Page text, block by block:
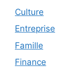
Culture
Entreprise
Famille
Finance